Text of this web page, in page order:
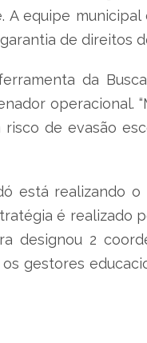
equipe
de direitos
da
de evasão
está realizando
é realizado
designou 2
gestores